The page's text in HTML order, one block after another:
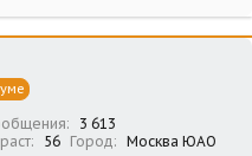
3 613
56 Город Москва ЮАО